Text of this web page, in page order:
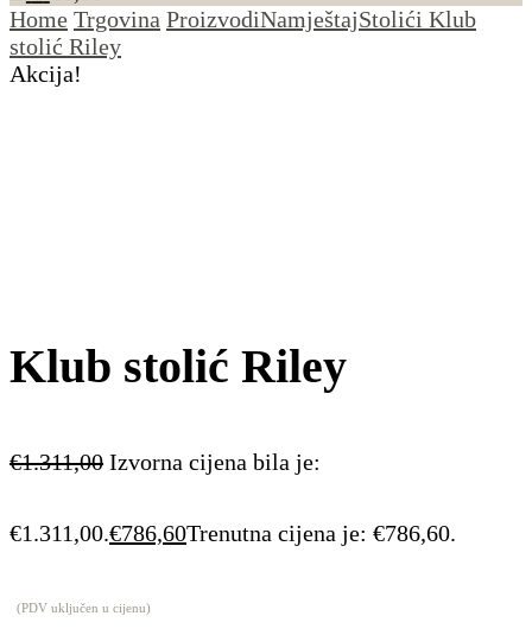
Home Trgovina ProizvodiNamještajStolići Klub
stolić Riley
Akcija!
Klub stolić Riley
€1.311,00 Izvorna cijena bila je:
€1.311,00.€786,60Trenutna cijena je: €786,60.
(PDV uključen u cijenu)